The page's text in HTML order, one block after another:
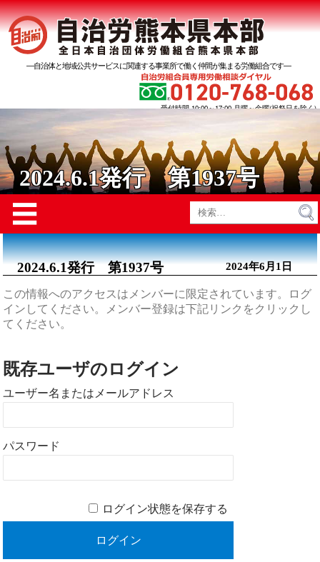
―自治体と地域公共サービスに関連する事業所で働く仲間が集まる労働組合です―
受付時間 10:00～17:00 月曜～金曜(祝祭日を除く)
2024.6.1発行 第1937号
☰
検
索:
2024.6.1発行 第1937号 2024年6月1日
この情報へのアクセスはメンバーに限定されています。ログ
インしてください。メンバー登録は下記リンクをクリックし
てください。
既存ユーザのログイン
ユーザー名またはメールアドレス
パスワード
ログイン状態を保存する